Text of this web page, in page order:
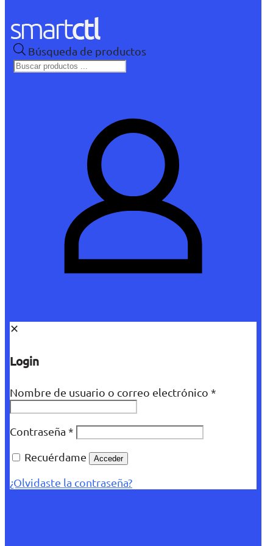
Búsqueda de productos
✕
Login
Nombre de usuario o correo electrónico *
Contraseña *
Recuérdame
Acceder
¿Olvidaste la contraseña?